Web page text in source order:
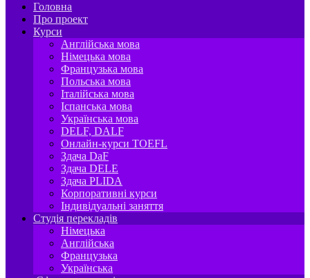
Головна
Про проект
Курси
Англійська мова
Німецька мова
Французька мова
Польська мова
Італійська мова
Іспанська мова
Українська мова
DELF, DALF
Онлайн-курси TOEFL
Здача DaF
Здача DELE
Здача PLIDA
Корпоративні курси
Індивідуальні заняття
Студія перекладів
Німецька
Англійська
Французька
Українська